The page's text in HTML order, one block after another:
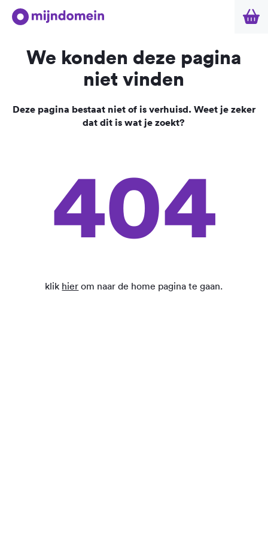
We konden deze pagina
niet vinden
Deze pagina bestaat niet of is verhuisd. Weet je zeker
dat dit is wat je zoekt?
404
klik hier om naar de home pagina te gaan.